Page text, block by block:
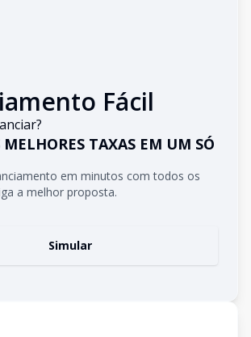
Fácil
TAXAS EM UM SÓ
em minutos com todos os
a melhor proposta.
Simular